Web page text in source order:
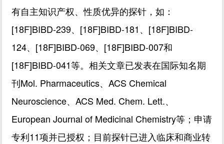
有自主知识产权、性质优异的探针，如：
[18F]BIBD-239、[18F]BIBD-181、[18F]BIBD-
124、[18F]BIBD-069、[18F]BIBD-007和
[18F]BIBD-041等。相关文章已发表在国际知名期
刊Mol. Pharmaceutics、ACS Chemical
Neuroscience、ACS Med. Chem. Lett.、
European Journal of Medicinal Chemistry等；申请
专利11项并已授权；目前探针已进入临床和商业转